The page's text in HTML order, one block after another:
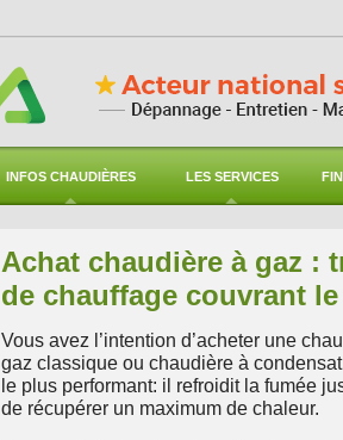
INFOS CHAUDIÈRES LES SERVICES
Achat chaudière à gaz :
de chauffage couvrant le
Vous avez l’intention d’acheter une
gaz classique ou chaudière à
le plus performant: il refroidit la fumée
de récupérer un maximum de chaleur.